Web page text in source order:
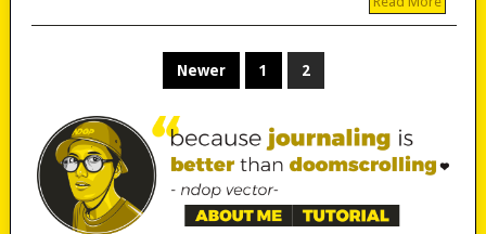
Newer 1 2